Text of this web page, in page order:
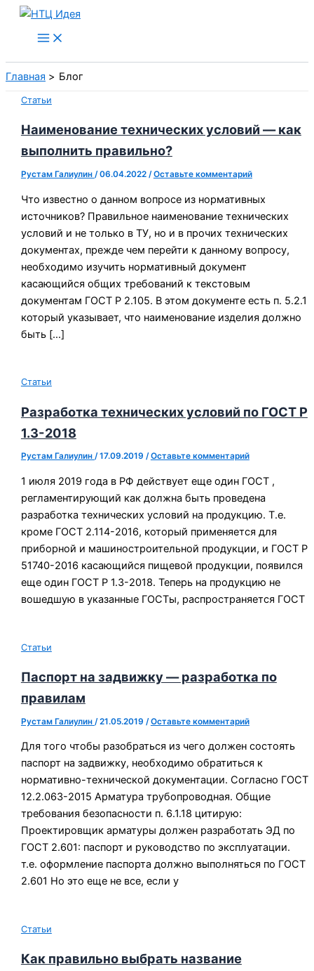
Перейти
Главная Блог
Статьи
Наименование технических условий — как
выполнить правильно?
Рустам Галиулин /06.04.2022 /Оставьте комментарий
Что известно о данном вопросе из нормативных
источников? Правильное наименование технических
условий и не только в ТУ, но и в прочих технических
документах, прежде чем перейти к данному вопросу,
необходимо изучить нормативный документ
касающийся общих требований к текстовым
документам ГОСТ Р 2.105. В этом документе есть п. 5.2.1
который указывает, что наименование изделия должно
быть […]
Статьи
Разработка технических условий по ГОСТ Р
1.3-2018
Рустам Галиулин /17.09.2019 /Оставьте комментарий
1 июля 2019 года в РФ действует еще один ГОСТ ,
регламентирующий как должна быть проведена
разработка технических условий на продукцию. Т.е.
кроме ГОСТ 2.114-2016, который применяется для
приборной и машиностроительной продукции, и ГОСТ Р
51740-2016 касающийся пищевой продукции, появился
еще один ГОСТ Р 1.3-2018. Теперь на продукцию не
вошедшую в указанные ГОСТы, распространяется ГОСТ
Статьи
Паспорт на задвижку — разработка по
правилам
Рустам Галиулин /21.05.2019 /Оставьте комментарий
Для того чтобы разобраться из чего должен состоять
паспорт на задвижку, необходимо обратиться к
нормативно-технической документации. Согласно ГОСТ
12.2.063-2015 Арматура трубопроводная. Общие
требования безопасности п. 6.1.18 цитирую:
Проектировщик арматуры должен разработать ЭД по
ГОСТ 2.601: паспорт и руководство по эксплуатации.
т.е. оформление паспорта должно выполняться по ГОСТ
2.601 Но это еще не все, если у
Статьи
Как правильно выбрать название